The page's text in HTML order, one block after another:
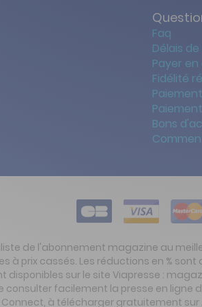
Faq
Délais
Payer
Fidélité
Bons
de l'abonnement magazine au
à prix cassés. Les réductions en %
disponibles sur le site Viapresse :
consulter facilement la presse en
à télécharger gratuitement sur